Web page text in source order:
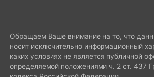
Обращаем Ваше внимание на то, что
носит исключительно информационный
каких условиях не является публичной
определяемой положениями ч. 2 ст. 437